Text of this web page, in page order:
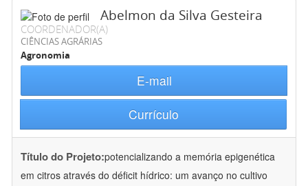
Abelmon da Silva Gesteira
COORDENADOR(A)
CIÊNCIAS AGRÁRIAS
Agronomia
E-mail
Currículo
Título do Projeto:potencializando a memória epigenética
em citros através do déficit hídrico: um avanço no cultivo